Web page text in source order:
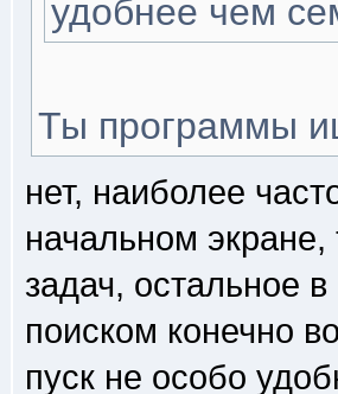
удобнее чем
Ты программы
нет, наиболее
начальном
задач, остальное
поиском конечно
пуск не особо